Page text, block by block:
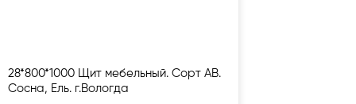
28*800*1000 Щит мебельный. Сорт АВ.
Сосна, Ель. г.Вологда